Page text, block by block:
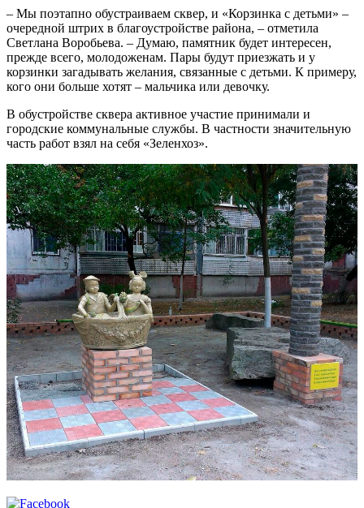
– Мы поэтапно обустраиваем сквер, и «Корзинка с детьми» –
очередной штрих в благоустройстве района, – отметила
Светлана Воробьева. – Думаю, памятник будет интересен,
прежде всего, молодоженам. Пары будут приезжать и у
корзинки загадывать желания, связанные с детьми. К примеру,
кого они больше хотят – мальчика или девочку.
В обустройстве сквера активное участие принимали и
городские коммунальные службы. В частности значительную
часть работ взял на себя «Зеленхоз».